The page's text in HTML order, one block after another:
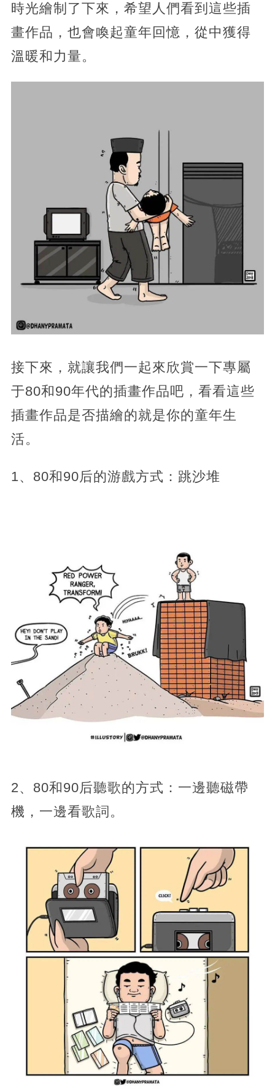
時光繪制了下來，希望人們看到這些插
畫作品，也會喚起童年回憶，從中獲得
溫暖和力量。
接下來，就讓我們一起來欣賞一下專屬
于80和90年代的插畫作品吧，看看這些
插畫作品是否描繪的就是你的童年生
活。
1、80和90后的游戲方式：跳沙堆
2、80和90后聽歌的方式：一邊聽磁帶
機，一邊看歌詞。